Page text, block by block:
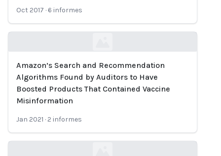
Oct 2017 · 6 informes
Loading...
Amazon’s Search and Recommendation
Algorithms Found by Auditors to Have
Boosted Products That Contained Vaccine
Misinformation
Jan 2021 · 2 informes